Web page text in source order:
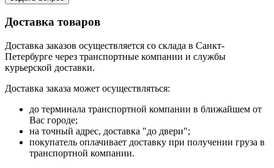
Доставка товаров
Доставка заказов осуществляется со склада в Санкт-
Петербурге через транспортные компании и службы
курьерской доставки.
Доставка заказа может осуществляться:
до терминала транспортной компании в ближайшем от
Вас городе;
на точный адрес, доставка "до двери";
покупатель оплачивает доставку при получении груза в
транспортной компании.